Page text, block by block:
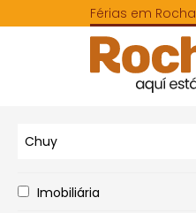
Férias em Rocha
Chuy
Imobiliária